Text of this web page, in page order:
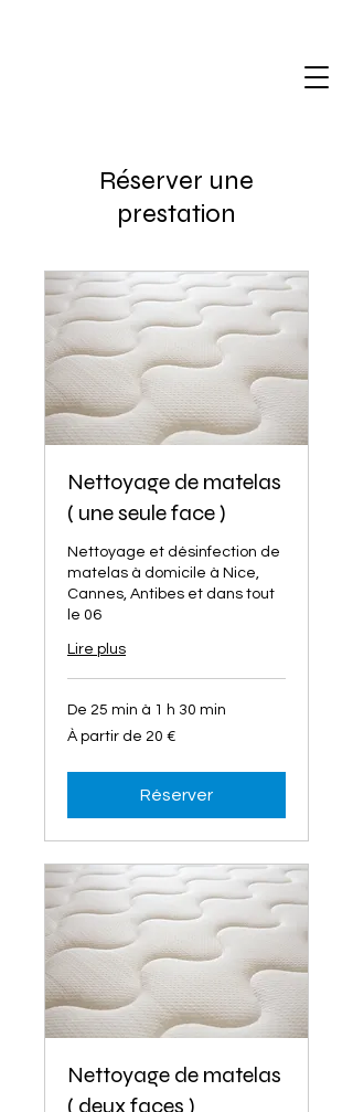
Réserver une
prestation
Nettoyage de matelas
( une seule face )
Nettoyage et désinfection de
matelas à domicile à Nice,
Cannes, Antibes et dans tout
le 06
Lire plus
De 25 min à 1 h 30 min
À
partir
À partir de 20 €
Réserver
Nettoyage de matelas
( deux faces )